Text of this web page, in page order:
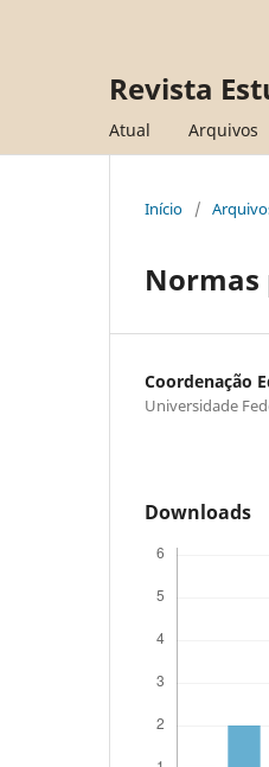
Revista
Atual Arquivos
Início /
Normas
Coordenação
Universidade
Downloads